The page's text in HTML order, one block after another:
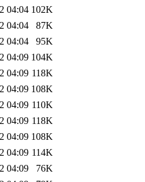
04:04 102K
04:04
87K
04:04
95K
04:09 104K
04:09 118K
04:09 108K
04:09 110K
04:09 118K
04:09 108K
04:09 114K
04:09
76K